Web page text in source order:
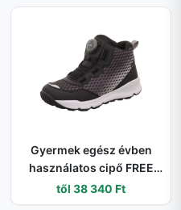
Gyermek egész évben
használatos cipő FREE
RIDE GTX BOA, Superfit, 1-
000563-0000, fekete - 32
től 38 340 Ft